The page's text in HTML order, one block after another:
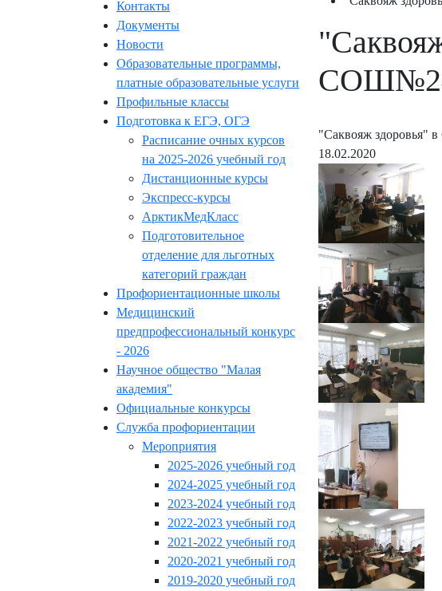
Контакты
Документы
Новости
Образовательные программы,
платные образовательные услуги
Профильные классы
Подготовка к ЕГЭ, ОГЭ
Расписание очных курсов
на 2025-2026 учебный год
Дистанционные курсы
Экспресс-курсы
АрктикМедКласс
Подготовительное
отделение для льготных
категорий граждан
Профориентационные школы
Медицинский
предпрофессиональный конкурс
- 2026
Научное общество "Малая
академия"
Официальные конкурсы
Служба профориентации
Мероприятия
2025-2026 учебный год
2024-2025 учебный год
2023-2024 учебный год
2022-2023 учебный год
2021-2022 учебный год
2020-2021 учебный год
2019-2020 учебный год
"Саквояж
18.02.2020